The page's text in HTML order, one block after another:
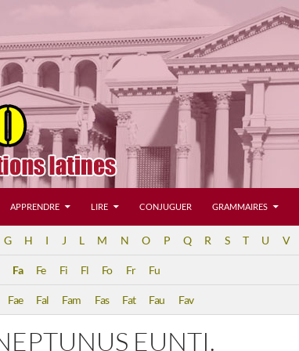
APPRENDRE LIRE CONJUGUER GRAMMAIRES
G H I J L M N O P Q R S T U V
Fa Fe Fi Fl Fo Fr Fu
Fae Fal Fam Fas Fat Fau Fav
EUNTI.